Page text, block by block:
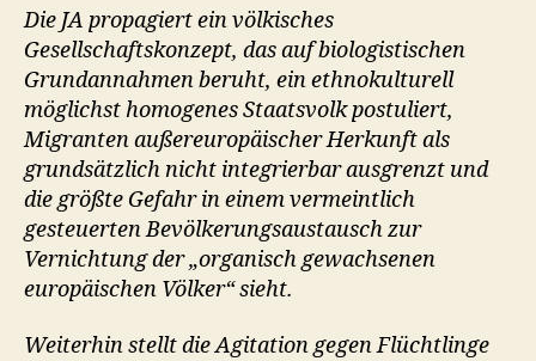
Die JA propagiert ein völkisches
Gesellschaftskonzept, das auf biologistischen
Grundannahmen beruht, ein ethnokulturell
möglichst homogenes Staatsvolk postuliert,
Migranten außereuropäischer Herkunft als
grundsätzlich nicht integrierbar ausgrenzt und
die größte Gefahr in einem vermeintlich
gesteuerten Bevölkerungsaustausch zur
Vernichtung der „organisch gewachsenen
europäischen Völker“ sieht.
Weiterhin stellt die Agitation gegen Flüchtlinge